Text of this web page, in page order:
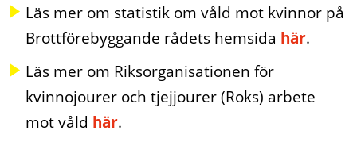
Läs mer om statistik om våld mot kvinnor på
Brottförebyggande rådets hemsida här.
Läs mer om Riksorganisationen för
kvinnojourer och tjejjourer (Roks) arbete
mot våld här.